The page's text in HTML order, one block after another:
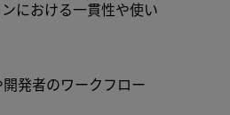
における一貫性や使い
発者のワークフロー